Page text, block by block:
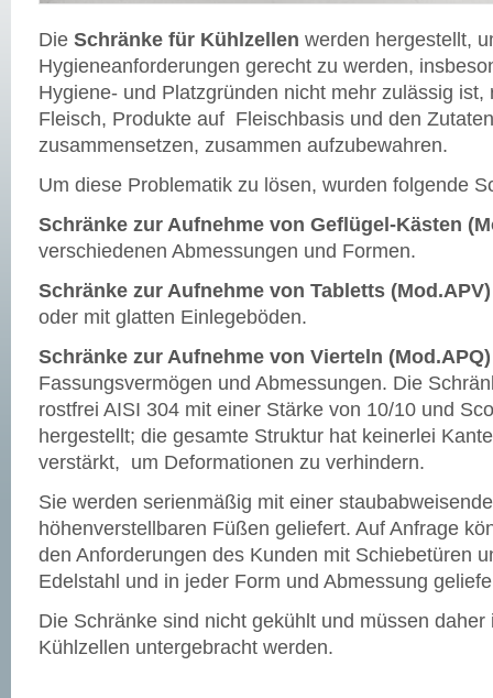
Die Schränke für Kühlzellen werden hergestellt,
Hygieneanforderungen gerecht zu werden,
Hygiene- und Platzgründen nicht mehr zulässig ist,
Fleisch, Produkte auf Fleischbasis und den
zusammensetzen, zusammen aufzubewahren.
Um diese Problematik zu lösen, wurden folgende
Schränke zur Aufnehme von Geflügel-Kästen
verschiedenen Abmessungen und Formen.
Schränke zur Aufnehme von Tabletts (Mod.APV)
oder mit glatten Einlegeböden.
Schränke zur Aufnehme von Vierteln
Fassungsvermögen und Abmessungen. Die
rostfrei AISI 304 mit einer Stärke von 10/10 und
hergestellt; die gesamte Struktur hat keinerlei
verstärkt, um Deformationen zu verhindern.
Sie werden serienmäßig mit einer
höhenverstellbaren Füßen geliefert. Auf Anfrage
den Anforderungen des Kunden mit Schiebetüren
Edelstahl und in jeder Form und Abmessung
Die Schränke sind nicht gekühlt und müssen daher
Kühlzellen untergebracht werden.